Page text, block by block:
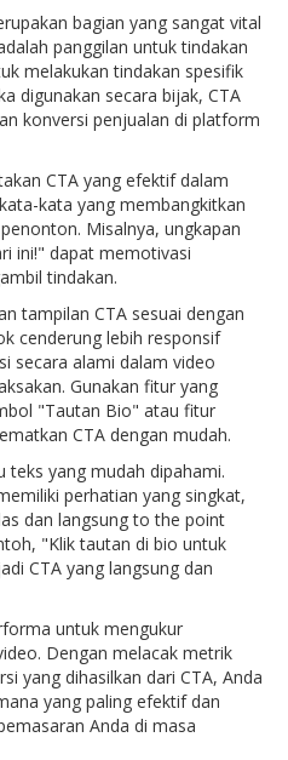
bagian yang sangat vital
panggilan untuk tindakan
melakukan tindakan spesifik
digunakan secara bijak, CTA
konversi penjualan di platform
CTA yang efektif dalam
kata yang membangkitkan
Misalnya, ungkapan
ini!" dapat memotivasi
tindakan.
tampilan CTA sesuai dengan
cenderung lebih responsif
secara alami dalam video
Gunakan fitur yang
"Tautan Bio" atau fitur
CTA dengan mudah.
teks yang mudah dipahami.
perhatian yang singkat,
dan langsung to the point
"Klik tautan di bio untuk
CTA yang langsung dan
untuk mengukur
Dengan melacak metrik
yang dihasilkan dari CTA, Anda
yang paling efektif dan
Anda di masa